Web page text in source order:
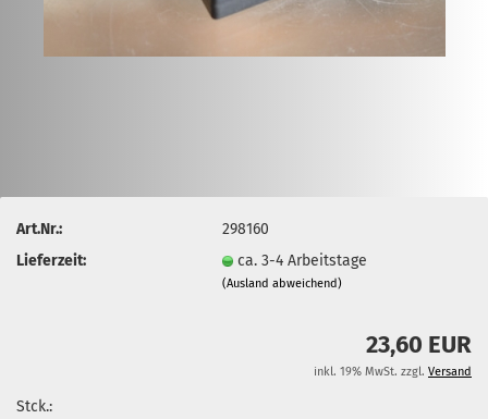
Art.Nr.:
298160
Lieferzeit:
ca. 3-4 Arbeitstage
(Ausland abweichend)
23,60 EUR
inkl. 19% MwSt. zzgl. Versand
Stck.: